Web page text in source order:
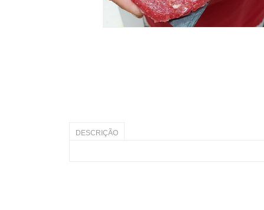
DESCRIÇÃO